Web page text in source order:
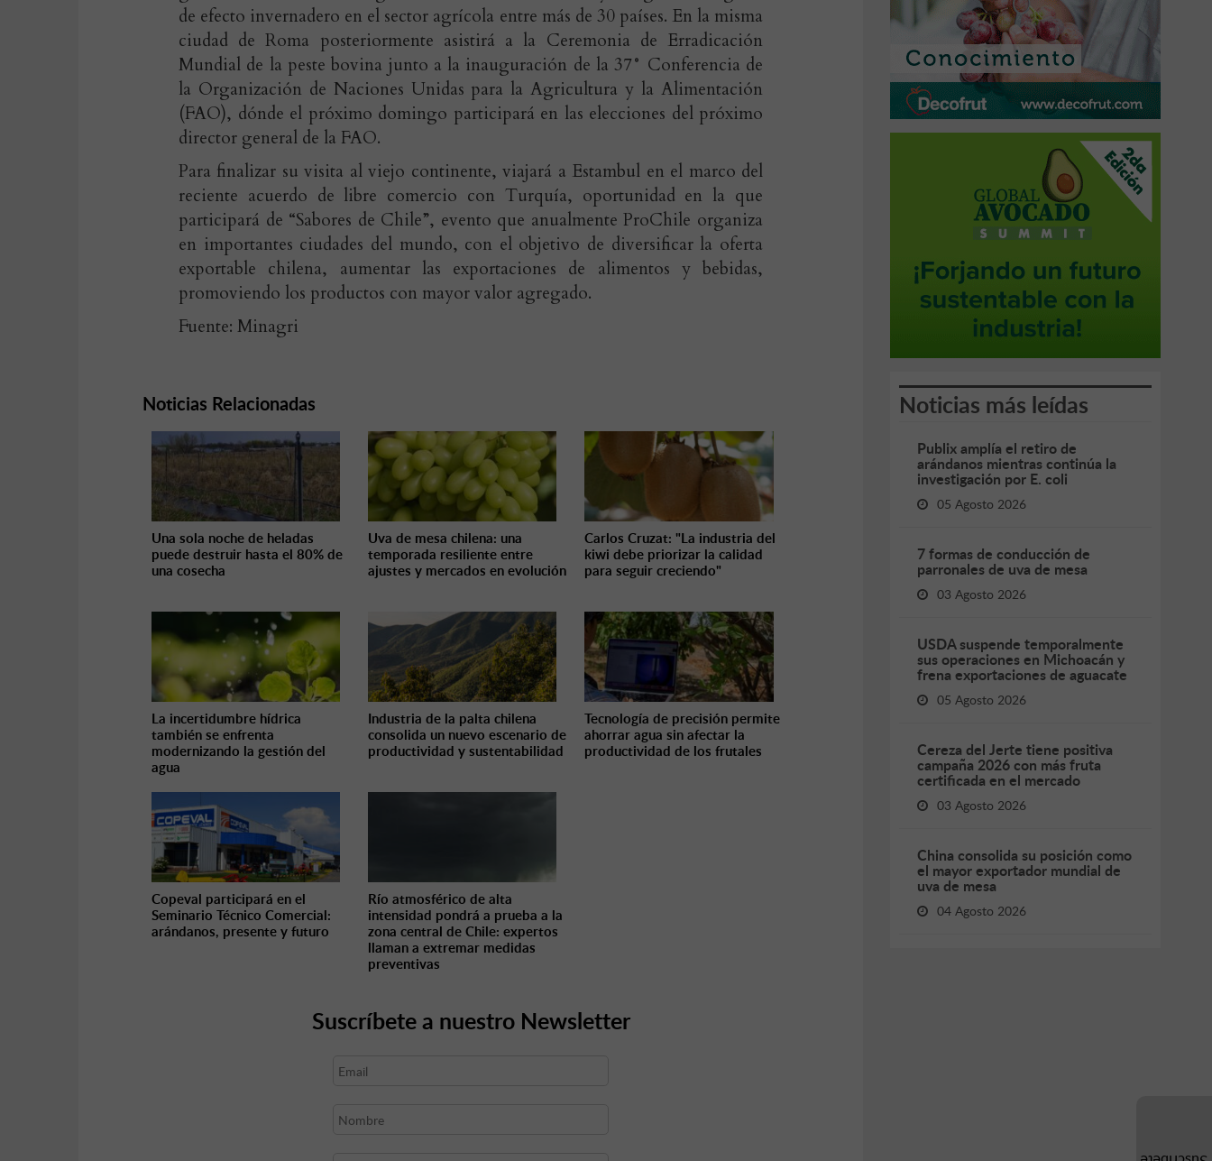
de efecto invernadero en el sector agrícola entre más de 30 países. En la misma
ciudad de Roma posteriormente asistirá a la Ceremonia de Erradicación
Mundial de la peste bovina junto a la inauguración de la 37° Conferencia de
la Organización de Naciones Unidas para la Agricultura y la Alimentación
(FAO), dónde el próximo domingo participará en las elecciones del próximo
director general de la FAO.
Para finalizar su visita al viejo continente, viajará a Estambul en el marco del
reciente acuerdo de libre comercio con Turquía, oportunidad en la que
participará de “Sabores de Chile”, evento que anualmente ProChile organiza
en importantes ciudades del mundo, con el objetivo de diversificar la oferta
exportable chilena, aumentar las exportaciones de alimentos y bebidas,
promoviendo los productos con mayor valor agregado.
Fuente: Minagri
Noticias Relacionadas
Una sola noche de heladas
puede destruir hasta el 80% de
una cosecha
Uva de mesa chilena: una
temporada resiliente entre
ajustes y mercados en evolución
Carlos Cruzat: "La industria del
kiwi debe priorizar la calidad
para seguir creciendo"
La incertidumbre hídrica
también se enfrenta
modernizando la gestión del
agua
Industria de la palta chilena
consolida un nuevo escenario de
productividad y sustentabilidad
Tecnología de precisión permite
ahorrar agua sin afectar la
productividad de los frutales
Copeval participará en el
Seminario Técnico Comercial:
arándanos, presente y futuro
Río atmosférico de alta
intensidad pondrá a prueba a la
zona central de Chile: expertos
llaman a extremar medidas
preventivas
Suscríbete a nuestro Newsletter
Noticias más leídas
Publix amplía el retiro de
arándanos mientras continúa la
investigación por E. coli
05 Agosto 2026
7 formas de conducción de
parronales de uva de mesa
03 Agosto 2026
USDA suspende temporalmente
sus operaciones en Michoacán y
frena exportaciones de aguacate
05 Agosto 2026
Cereza del Jerte tiene positiva
campaña 2026 con más fruta
certificada en el mercado
03 Agosto 2026
China consolida su posición como
el mayor exportador mundial de
uva de mesa
04 Agosto 2026